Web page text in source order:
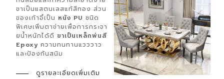
ขาเป็นแสตนเลสแท้สีทอง ส่วน
ของเก้าอี้เป็น หนัง PU ชนิด
พิเศษเพิ่มตาข่ายเพื่อการกระจา
ยน้ำหนักได้ดี ขาเป็นเหล็กพ่นสี
Epoxy ความทนทานแวววาว
และป้องกันสนิม
ดูรายละเอียดเพิ่มเติม